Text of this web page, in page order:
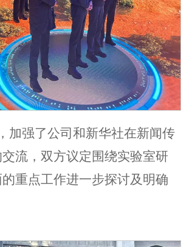
加强了公司和新华社在新闻传
流，双方议定围绕实验室研
重点工作进一步探讨及明确